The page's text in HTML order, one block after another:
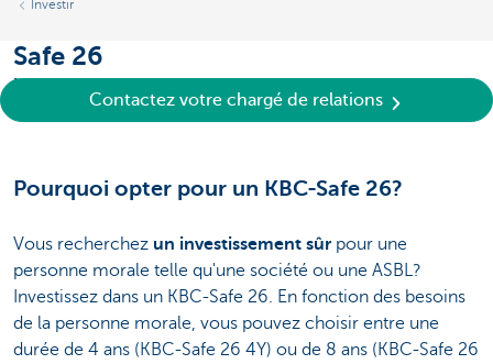
Investir
Safe 26
Un contrat de capitalisation pour les personnes morales
Contactez votre chargé de relations
Pourquoi opter pour un KBC-Safe 26?
Vous recherchez un investissement sûr pour une
personne morale telle qu'une société ou une ASBL?
Investissez dans un KBC-Safe 26. En fonction des besoins
de la personne morale, vous pouvez choisir entre une
durée de 4 ans (KBC-Safe 26 4Y) ou de 8 ans (KBC-Safe 26